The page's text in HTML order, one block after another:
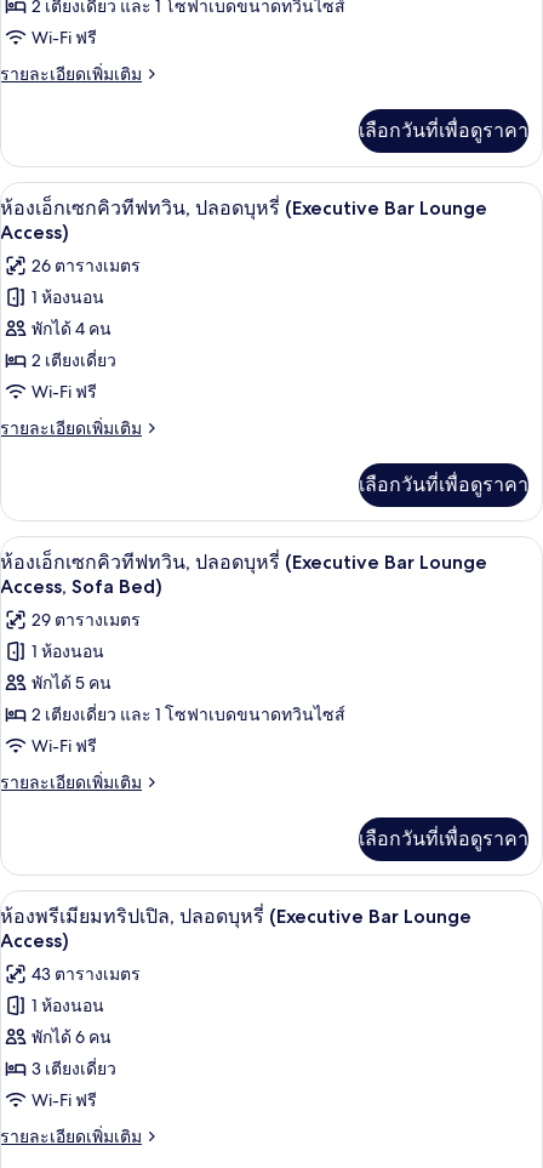
Bar
Lounge
Access)
ดี
ลัก
ซ์
ปลอด
บุหรี่
(Executive
Bar
Lounge
Access,
Sofa
Bed)
2 เตียงเดี่ยว และ 1 โซฟาเบดขนาดทวินไซส์
Wi-Fi ฟรี
รายละเอียดเพิ่มเติม
ราย
เกี่ยว
กับ
ห้อง
ดี
ซ์
ทวิ
น,
ปลอด
บุหรี่
Bar
Lounge
Access,
เลือกวันที่เพื่อดูราคา
เปิด
ภาพถ่าย
ทั้งหมด
ของ
ห้อง
เอ็ก
เซก
คิว
ทวิน,
ปลอด
บุหรี่
(Executive
Bar
Lounge
Access)
บาร์ (ในที่พัก)
10
ห้องเอ็กเซกคิวทีฟทวิน, ปลอดบุหรี่ (Executive Bar Lounge
Access)
26 ตารางเมตร
1 ห้องนอน
พักได้ 4 คน
2 เตียงเดี่ยว
Wi-Fi ฟรี
รายละเอียดเพิ่มเติม
ราย
เกี่ยว
กับ
ห้อง
เอ็ก
คิว
ทีฟ
ทวิ
น,
ปลอด
(Executive
Bar
Lounge
เลือกวันที่เพื่อดูราคา
เปิด
ภาพถ่าย
ทั้งหมด
ของ
ห้อง
เอ็ก
เซก
คิว
ทวิน,
ปลอด
บุหรี่
(Executive
Bar
Lounge
Access,
Sofa
Bed)
บาร์ (ในที่พัก)
11
ห้องเอ็กเซกคิวทีฟทวิน, ปลอดบุหรี่ (Executive Bar Lounge
Access, Sofa Bed)
29 ตารางเมตร
1 ห้องนอน
พักได้ 5 คน
2 เตียงเดี่ยว และ 1 โซฟาเบดขนาดทวินไซส์
Wi-Fi ฟรี
รายละเอียดเพิ่มเติม
ราย
เกี่ยว
กับ
ห้อง
เอ็ก
คิว
ทีฟ
ทวิ
น,
ปลอด
(Executive
Bar
Lounge
เลือกวันที่เพื่อดูราคา
เปิด
ภาพถ่าย
ทั้งหมด
ของ
ห้อง
พรีเมียม
ทริปเปิล,
ปลอด
10
ห้องพรีเมียมทริปเปิล, ปลอดบุหรี่ (Executive Bar Lounge
Access)
43 ตารางเมตร
1 ห้องนอน
พักได้ 6 คน
3 เตียงเดี่ยว
Wi-Fi ฟรี
รายละเอียดเพิ่มเติม
ราย